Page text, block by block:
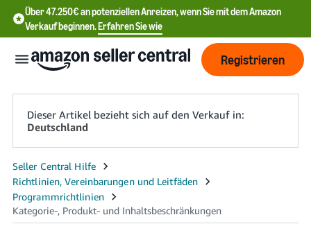
Über 47.250€ an potenziellen Anreizen, wenn Sie mit dem Amazon
Verkauf beginnen.Erfahren Sie wie
中
文
-
CN
Registrieren
Dieser Artikel bezieht sich auf den Verkauf in:
Deutschland